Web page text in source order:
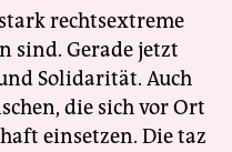
rechtsextreme
sind. Gerade jetzt
Solidarität. Auch
die sich vor Ort
einsetzen. Die taz